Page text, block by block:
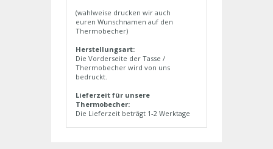
(wahlweise drucken wir auch
euren Wunschnamen auf den
Thermobecher)
Herstellungsart:
Die Vorderseite der Tasse /
Thermobecher wird von uns
bedruckt.
Lieferzeit für unsere
Thermobecher:
Die Lieferzeit beträgt 1-2 Werktage